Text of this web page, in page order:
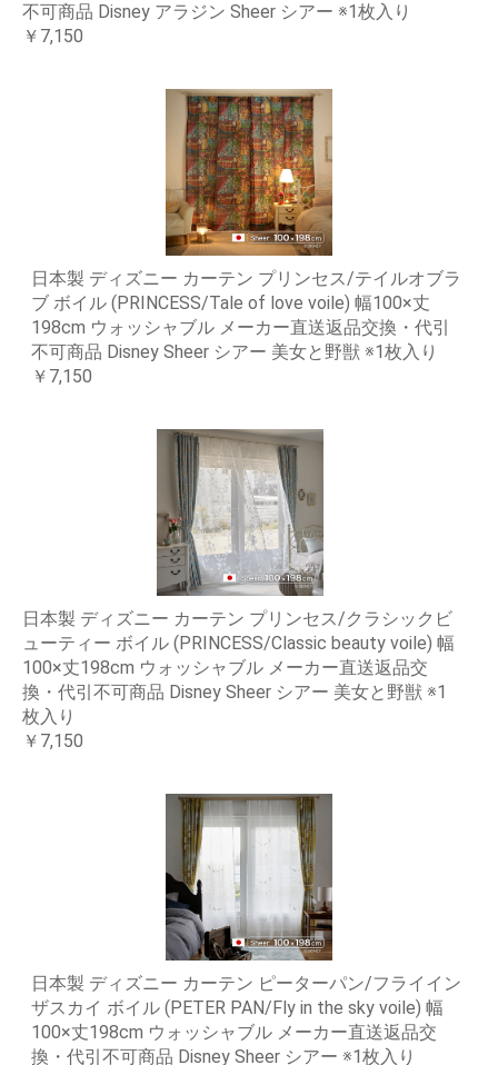
不可商品 Disney アラジン Sheer シアー ※1枚入り
￥7,150
日本製 ディズニー カーテン プリンセス/テイルオブラ
ブ ボイル (PRINCESS/Tale of love voile) 幅100×丈
198cm ウォッシャブル メーカー直送返品交換・代引
不可商品 Disney Sheer シアー 美女と野獣 ※1枚入り
￥7,150
日本製 ディズニー カーテン プリンセス/クラシックビ
ューティー ボイル (PRINCESS/Classic beauty voile) 幅
100×丈198cm ウォッシャブル メーカー直送返品交
換・代引不可商品 Disney Sheer シアー 美女と野獣 ※1
枚入り
￥7,150
日本製 ディズニー カーテン ピーターパン/フライイン
ザスカイ ボイル (PETER PAN/Fly in the sky voile) 幅
100×丈198cm ウォッシャブル メーカー直送返品交
換・代引不可商品 Disney Sheer シアー ※1枚入り